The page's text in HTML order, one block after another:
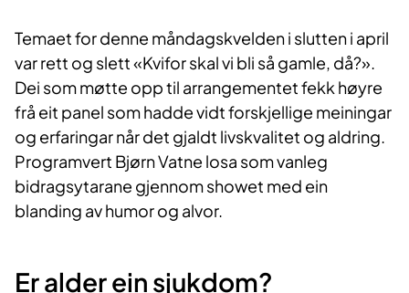
Temaet for denne måndagskvelden i slutten i april
var rett og slett «Kvifor skal vi bli så gamle, då?».
Dei som møtte opp til arrangementet fekk høyre
frå eit panel som hadde vidt forskjellige meiningar
og erfaringar når det gjaldt livskvalitet og aldring.
Programvert Bjørn Vatne losa som vanleg
bidragsytarane gjennom showet med ein
blanding av humor og alvor.
Er alder ein sjukdom?